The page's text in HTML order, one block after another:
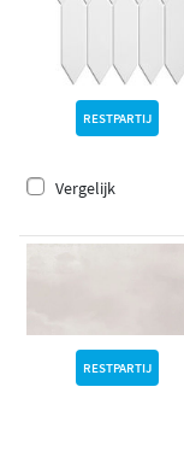
RESTPARTIJ
Vergelijk
RESTPARTIJ